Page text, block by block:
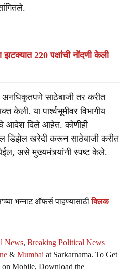
220 पक्षांची नोंदणी केली
अनधिकृतपणे साठेबाजी तर करीत
केली. या पार्श्वभूमीवर विभागीय
आदेश दिले आहेत. कोणीही
डिझेल खरेदी करून साठेबाजी करीत
असे मुख्यमंत्र्यांनी स्पष्ट केले.
भन्नाट ऑफर्स पाहण्यासाठीक्लिक
News, Breaking Political News
& Mumbai at Sarkarnama. To Get
Mobile, Download the